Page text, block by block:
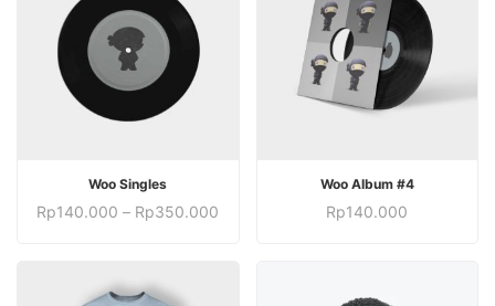
LIHAT PRODUK
Woo Singles
Rp140.000 – Rp350.000
TAMBAH KE KERANJANG
Woo Album #4
Rp140.000